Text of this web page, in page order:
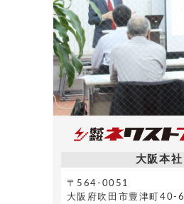
大阪本社
〒564-0051
大阪府吹田市豊津町40-6